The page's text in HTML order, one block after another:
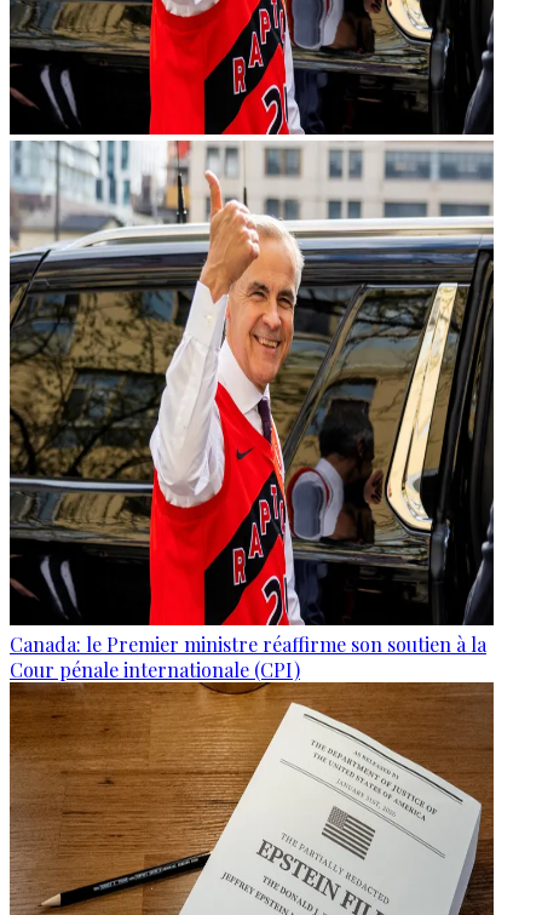
Canada: le Premier ministre réaffirme son soutien à la
Cour pénale internationale (CPI)